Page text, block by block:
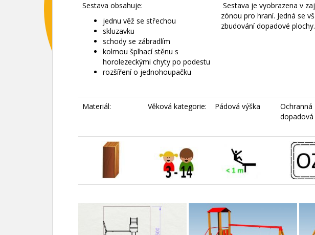
Sestava obsahuje:
jednu věž se střechou
skluzavku
schody se zábradlím
kolmou šplhací stěnu s
horolezeckými chyty po podestu
rozšíření o jednohoupačku
Sestava je vyobrazena v
zónou pro hraní. Jedná se
zbudování dopadové plochy.
Materiál: Věková kategorie: Pádová výška
dopadová